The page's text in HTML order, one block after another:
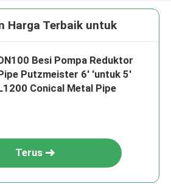
Harga Terbaik untuk
Besi Pompa Reduktor
Putzmeister 6' 'untuk 5'
Conical Metal Pipe
Terus